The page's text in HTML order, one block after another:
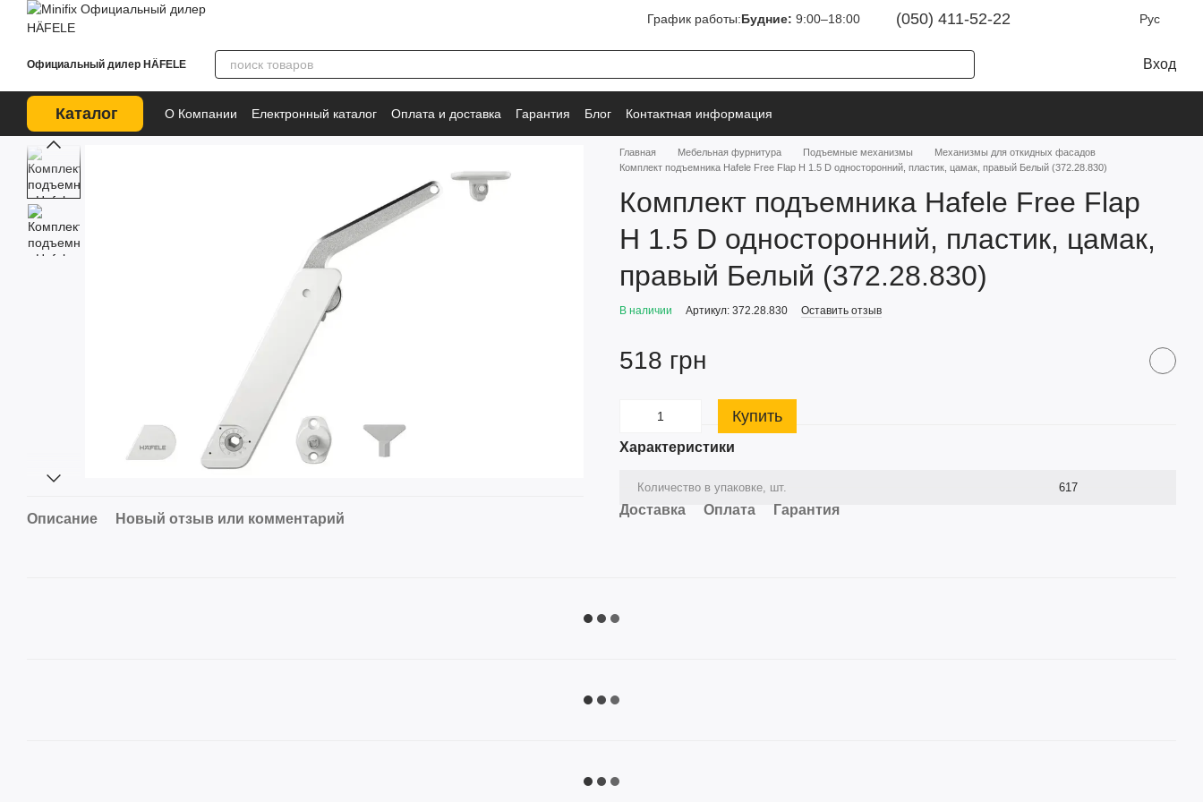
Перейти к основному контенту График работы:Будние: 9:00–18:00 (050) 411-52-22 Рус
Официальный дилер HÄFELE Вход
Каталог О Компании Електронный каталог Оплата и доставка Гарантия Блог Контактная информация
Описание Новый отзыв или комментарий
Главная Мебельная фурнитура Подъемные механизмы
Механизмы для откидных фасадов
Комплект подъемника Hafele Free Flap H 1.5 D односторонний, пластик, цамак, правый Белый (372.28.830)
Комплект подъемника Hafele Free Flap
H 1.5 D односторонний, пластик, цамак,
правый Белый (372.28.830)
В наличии Артикул: 372.28.830 Оставить отзыв
518 грн
Купить
Характеристики
Количество в упаковке, шт. 617
Доставка Оплата Гарантия